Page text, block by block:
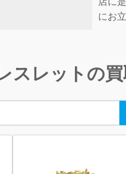
にお
スレットの